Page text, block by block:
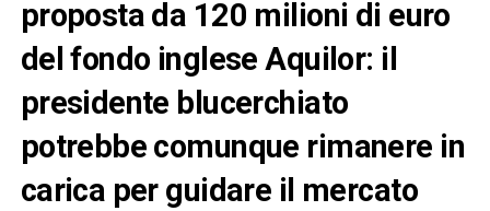
proposta da 120 milioni di euro
del fondo inglese Aquilor: il
presidente blucerchiato
potrebbe comunque rimanere in
carica per guidare il mercato